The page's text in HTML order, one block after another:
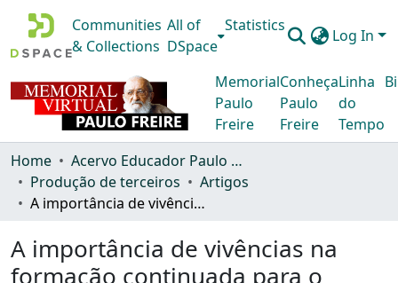
Communities
& Collections
All of
DSpace
Statistics
Log In
Memorial
Paulo
Freire
Conheça
Paulo
Freire
Linha
do
Tempo
Home
Acervo Educador Paulo Freire
Produção de terceiros
Artigos
A importância de vivências na formação continuada para o processo de conscientização de professores que desenvolvem a educação para a sustentabilidade na escola
A importância de vivências na
formação continuada para o